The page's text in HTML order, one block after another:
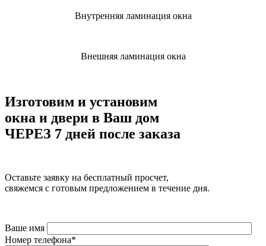
Внутренняя ламинация окна
Внешняя ламинация окна
Изготовим и установим
окна и двери в Ваш дом
ЧЕРЕЗ 7 дней после заказа
Оставьте заявку на бесплатный просчет,
свяжемся с готовым предложением в течение дня.
Ваше имя
Номер телефона*